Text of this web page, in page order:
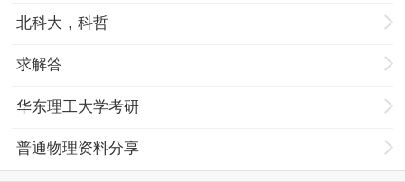
北科大，科哲
求解答
华东理工大学考研
普通物理资料分享